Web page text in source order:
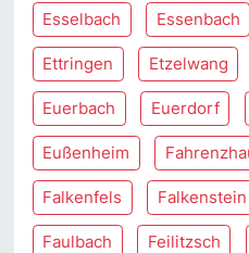
Esselbach Essenbach
Ettringen Etzelwang
Euerbach Euerdorf
Eußenheim
Falkenfels Falkenstein
Faulbach Feilitzsch